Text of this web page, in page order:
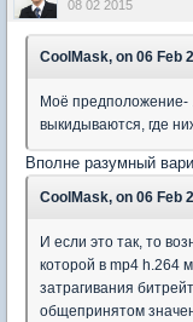
08 02 2015
CoolMask, on 06 Feb
Моё предположение-
выкидываются, где
Вполне разумный
CoolMask, on 06 Feb
И если это так, то
которой в mp4 h.264
затрагивания
общепринятом